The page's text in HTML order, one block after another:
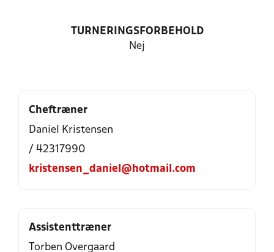
TURNERINGSFORBEHOLD
Nej
Cheftræner
Daniel Kristensen
/ 42317990
kristensen_daniel@hotmail.com
Assistenttræner
Torben Overgaard